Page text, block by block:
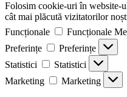
Folosim cookie-uri în website-
cât mai plăcută vizitatorilor
Funcționale
Funcționale
Preferințe
Preferințe
Statistici
Statistici
Marketing
Marketing